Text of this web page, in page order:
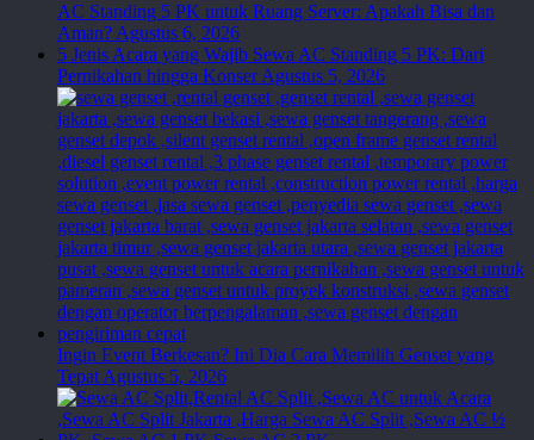
AC Standing 5 PK untuk Ruang Server: Apakah Bisa dan
Aman? Agustus 6, 2026
5 Jenis Acara yang Wajib Sewa AC Standing 5 PK: Dari
Pernikahan hingga Konser Agustus 5, 2026
Ingin Event Berkesan? Ini Dia Cara Memilih Genset yang
Tepat Agustus 5, 2026